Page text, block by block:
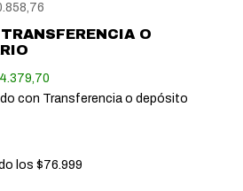
TRANSFERENCIA O
con Transferencia o depósito
los$76.999